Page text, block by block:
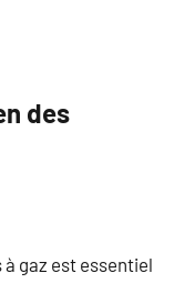
des
gaz est essentiel